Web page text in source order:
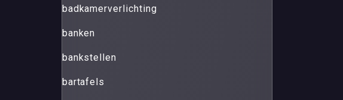
badkamerverlichting
banken
bankstellen
bartafels